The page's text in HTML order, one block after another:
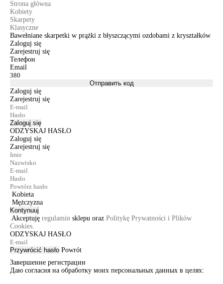
Strona główna
Kobiety
Skarpety
Klasyczne
Bawełniane skarpetki w prążki z błyszczącymi ozdobami z kryształków
Zaloguj się
Zarejestruj się
Телефон
Email
Отправить код
Zaloguj się
Zarejestruj się
Zaloguj się
ODZYSKAJ HASŁO
Zaloguj się
Zarejestruj się
Kobieta
Mężczyzna
Kontynuuj
Akceptuję regulamin sklepu oraz Politykę Prywatności i Plików
Cookies.
ODZYSKAJ HASŁO
Przywrócić hasło Powrót
Завершение регистрации
Даю согласия на обработку моих персональных данных в целях: